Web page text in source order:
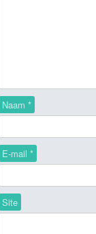
Naam *
E-mail *
Site